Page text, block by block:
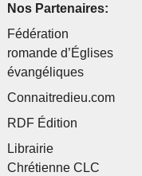
Nos Partenaires:
Fédération
romande d’Églises
évangéliques
Connaitredieu.com
RDF Édition
Librairie
Chrétienne CLC